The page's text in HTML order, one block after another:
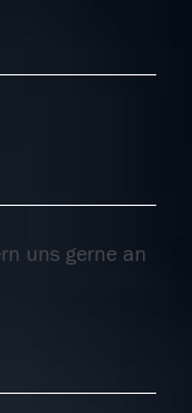
uns gerne an